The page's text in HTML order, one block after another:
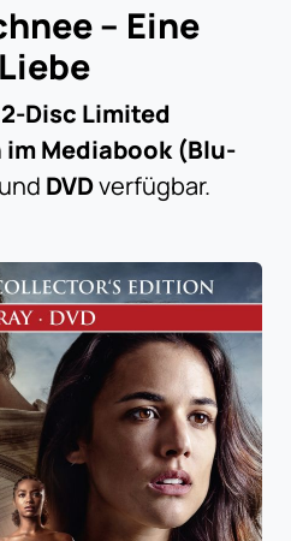
– Eine
2-Disc Limited
Mediabook (Blu-
DVDverfügbar.